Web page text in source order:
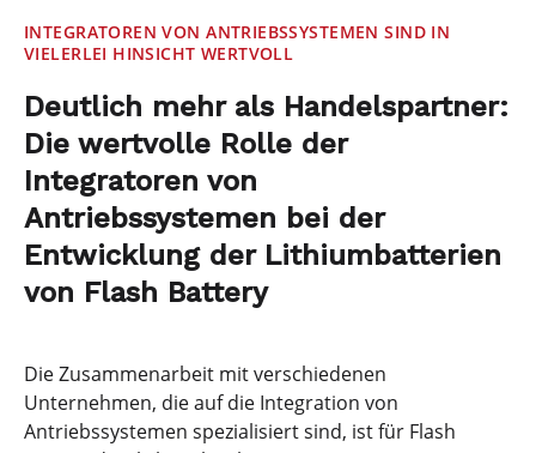
INTEGRATOREN VON ANTRIEBSSYSTEMEN SIND IN
VIELERLEI HINSICHT WERTVOLL
Deutlich mehr als Handelspartner:
Die wertvolle Rolle der
Integratoren von
Antriebssystemen bei der
Entwicklung der Lithiumbatterien
von Flash Battery
Die Zusammenarbeit mit verschiedenen
Unternehmen, die auf die Integration von
Antriebssystemen spezialisiert sind, ist für Flash